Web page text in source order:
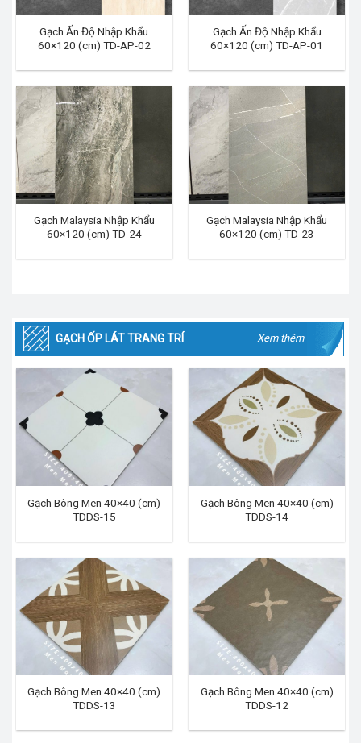
Gạch Ấn Độ Nhập Khẩu
60×120 (cm) TD-AP-02
Gạch Ấn Độ Nhập Khẩu
60×120 (cm) TD-AP-01
Gạch Malaysia Nhập Khẩu
60×120 (cm) TD-24
Gạch Malaysia Nhập Khẩu
60×120 (cm) TD-23
GẠCH ỐP LÁT TRANG TRÍ Xem thêm
Gạch Bông Men 40×40 (cm)
TDDS-15
Gạch Bông Men 40×40 (cm)
TDDS-14
Gạch Bông Men 40×40 (cm)
TDDS-13
Gạch Bông Men 40×40 (cm)
TDDS-12